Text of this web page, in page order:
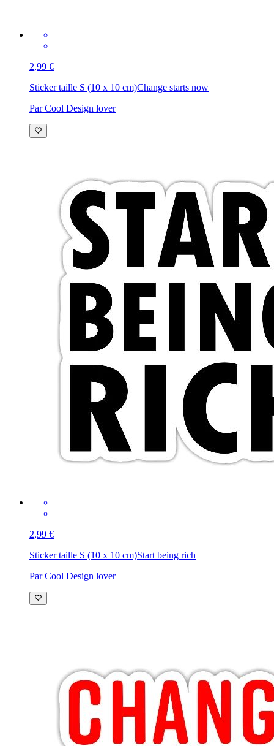
2,99 €
Sticker taille S (10 x 10 cm)Change starts now
Par Cool Design lover
2,99 €
Sticker taille S (10 x 10 cm)Start being rich
Par Cool Design lover